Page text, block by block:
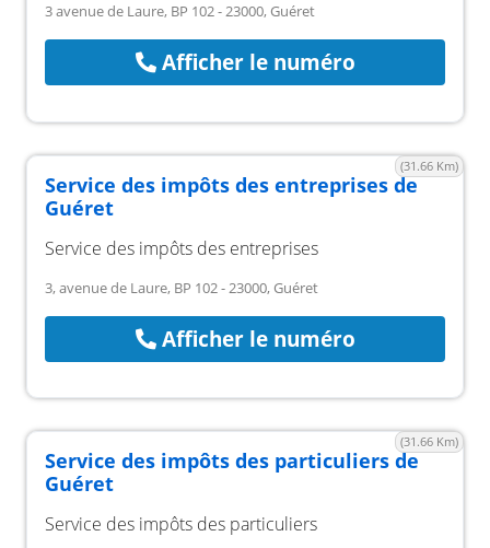
3 avenue de Laure, BP 102 - 23000, Guéret
Afficher le numéro
(31.66 Km)
Service des impôts des entreprises de
Guéret
Service des impôts des entreprises
3, avenue de Laure, BP 102 - 23000, Guéret
Afficher le numéro
(31.66 Km)
Service des impôts des particuliers de
Guéret
Service des impôts des particuliers